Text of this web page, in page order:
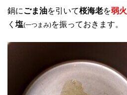
鍋にごま油を引いて桜海老を弱火
く 塩(一つまみ)を振っておきます。